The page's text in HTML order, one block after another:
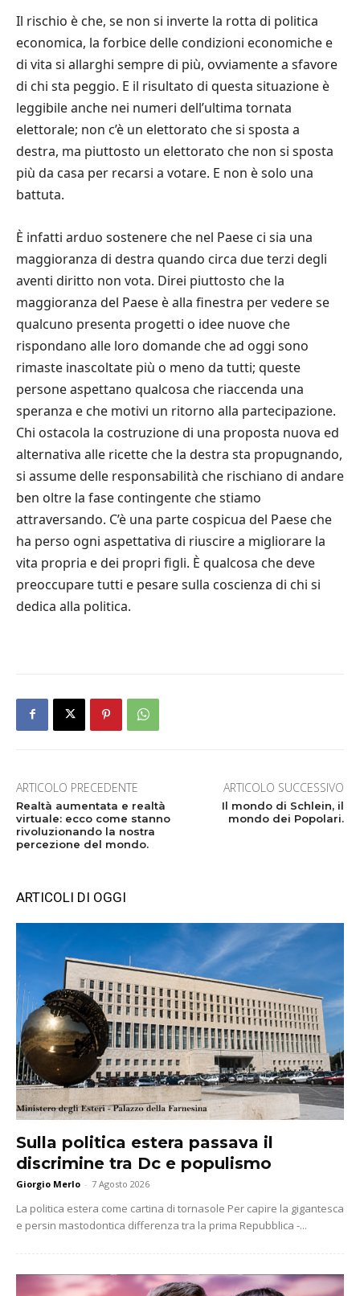
Il rischio è che, se non si inverte la rotta di politica
economica, la forbice delle condizioni economiche e
di vita si allarghi sempre di più, ovviamente a sfavore
di chi sta peggio. E il risultato di questa situazione è
leggibile anche nei numeri dell’ultima tornata
elettorale; non c’è un elettorato che si sposta a
destra, ma piuttosto un elettorato che non si sposta
più da casa per recarsi a votare. E non è solo una
battuta.
È infatti arduo sostenere che nel Paese ci sia una
maggioranza di destra quando circa due terzi degli
aventi diritto non vota. Direi piuttosto che la
maggioranza del Paese è alla finestra per vedere se
qualcuno presenta progetti o idee nuove che
rispondano alle loro domande che ad oggi sono
rimaste inascoltate più o meno da tutti; queste
persone aspettano qualcosa che riaccenda una
speranza e che motivi un ritorno alla partecipazione.
Chi ostacola la costruzione di una proposta nuova ed
alternativa alle ricette che la destra sta propugnando,
si assume delle responsabilità che rischiano di andare
ben oltre la fase contingente che stiamo
attraversando. C’è una parte cospicua del Paese che
ha perso ogni aspettativa di riuscire a migliorare la
vita propria e dei propri figli. È qualcosa che deve
preoccupare tutti e pesare sulla coscienza di chi si
dedica alla politica.
ARTICOLO PRECEDENTE
Realtà aumentata e realtà
virtuale: ecco come stanno
rivoluzionando la nostra
percezione del mondo.
ARTICOLO SUCCESSIVO
Il mondo di Schlein, il
mondo dei Popolari.
ARTICOLI DI OGGI
Sulla politica estera passava il
discrimine tra Dc e populismo
Giorgio Merlo - 7 Agosto 2026
La politica estera come cartina di tornasole Per capire la gigantesca
e persin mastodontica differenza tra la prima Repubblica -...